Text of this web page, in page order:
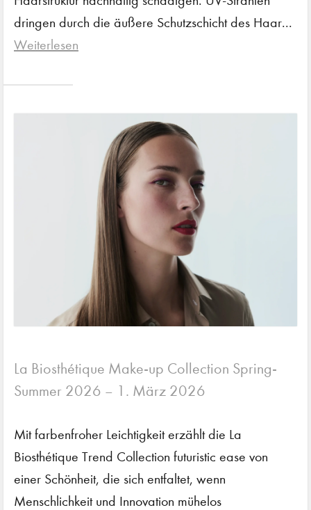
dringen durch die äußere Schutzschicht des Haar...
Weiterlesen
La Biosthétique Make-up Collection Spring-
Summer 2026 – 1. März 2026
Mit farbenfroher Leichtigkeit erzählt die La
Biosthétique Trend Collection futuristic ease von
einer Schönheit, die sich entfaltet, wenn
Menschlichkeit und Innovation mühelos